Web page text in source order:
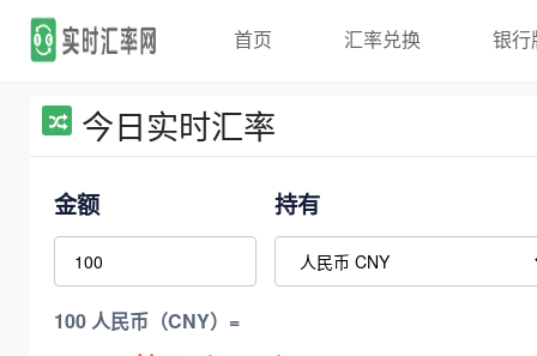
首页 汇率兑换 银行
今日实时汇率
金额 持有
100 人民币（CNY）=